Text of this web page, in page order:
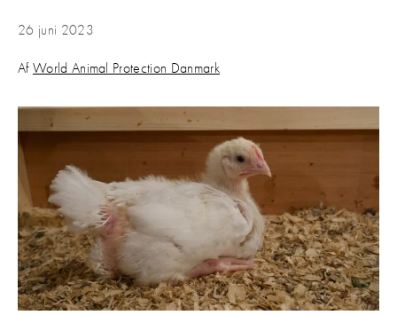
26 juni 2023
Af World Animal Protection Danmark